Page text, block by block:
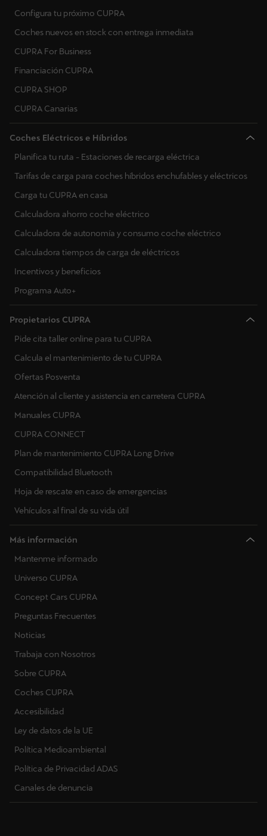
Configura tu próximo CUPRA
Coches nuevos en stock con entrega inmediata
CUPRA For Business
Financiación CUPRA
CUPRA SHOP
CUPRA Canarias
Coches Eléctricos e Híbridos
Planifica tu ruta - Estaciones de recarga eléctrica
Tarifas de carga para coches híbridos enchufables y eléctricos
Carga tu CUPRA en casa
Calculadora ahorro coche eléctrico
Calculadora de autonomía y consumo coche eléctrico
Calculadora tiempos de carga de eléctricos
Incentivos y beneficios
Programa Auto+
Propietarios CUPRA
Pide cita taller online para tu CUPRA
Calcula el mantenimiento de tu CUPRA
Ofertas Posventa
Atención al cliente y asistencia en carretera CUPRA
Manuales CUPRA
CUPRA CONNECT
Plan de mantenimiento CUPRA Long Drive
Compatibilidad Bluetooth
Hoja de rescate en caso de emergencias
Vehículos al final de su vida útil
Más información
Mantenme informado
Universo CUPRA
Concept Cars CUPRA
Preguntas Frecuentes
Noticias
Trabaja con Nosotros
Sobre CUPRA
Coches CUPRA
Accesibilidad
Ley de datos de la UE
Política Medioambiental
Política de Privacidad ADAS
Canales de denuncia